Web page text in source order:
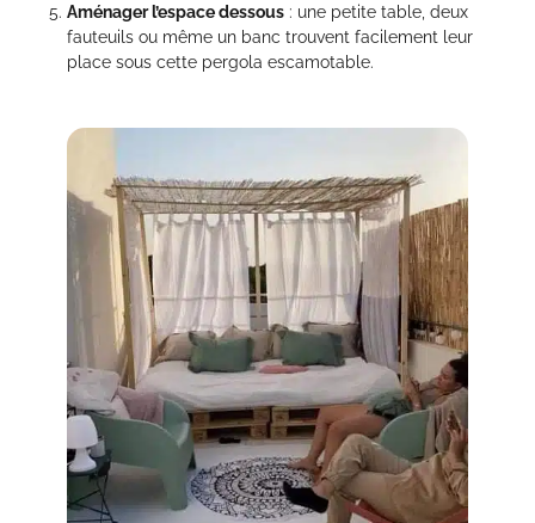
Aménager l’espace dessous : une petite table, deux
fauteuils ou même un banc trouvent facilement leur
place sous cette pergola escamotable.